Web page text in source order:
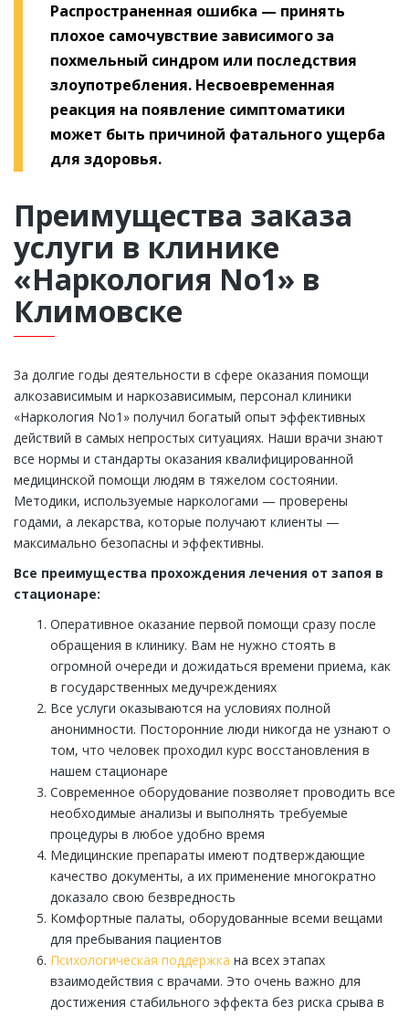
Распространенная ошибка — принять
плохое самочувствие зависимого за
похмельный синдром или последствия
злоупотребления. Несвоевременная
реакция на появление симптоматики
может быть причиной фатального ущерба
для здоровья.
Преимущества заказа
услуги в клинике
«Наркология No1» в
Климовске
За долгие годы деятельности в сфере оказания помощи
алкозависимым и наркозависимым, персонал клиники
«Наркология No1» получил богатый опыт эффективных
действий в самых непростых ситуациях. Наши врачи знают
все нормы и стандарты оказания квалифицированной
медицинской помощи людям в тяжелом состоянии.
Методики, используемые наркологами — проверены
годами, а лекарства, которые получают клиенты —
максимально безопасны и эффективны.
Все преимущества прохождения лечения от запоя в
стационаре:
Оперативное оказание первой помощи сразу после
обращения в клинику. Вам не нужно стоять в
огромной очереди и дожидаться времени приема, как
в государственных медучреждениях
Все услуги оказываются на условиях полной
анонимности. Посторонние люди никогда не узнают о
том, что человек проходил курс восстановления в
нашем стационаре
Современное оборудование позволяет проводить все
необходимые анализы и выполнять требуемые
процедуры в любое удобно время
Медицинские препараты имеют подтверждающие
качество документы, а их применение многократно
доказало свою безвредность
Комфортные палаты, оборудованные всеми вещами
для пребывания пациентов
Психологическая поддержка на всех этапах
взаимодействия с врачами. Это очень важно для
достижения стабильного эффекта без риска срыва в